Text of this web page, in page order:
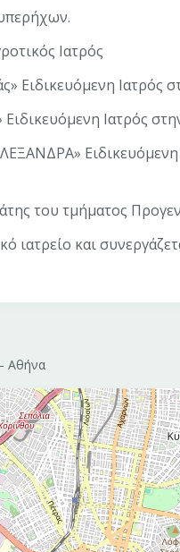
Ιατρός
Ειδικευόμενη Ιατρός
Ιατρός
Ειδικευόμενη
του τμήματος
ιατρείο και
Αθήνα